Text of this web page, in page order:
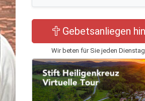
Gebetsanliegen
Wir beten für Sie jeden Dienstag